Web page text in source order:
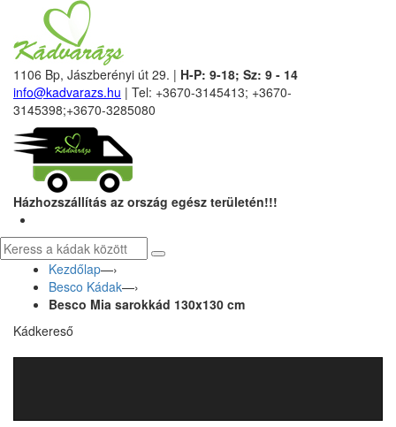
1106 Bp, Jászberényi út 29. | H-P: 9-18; Sz: 9 - 14
info@kadvarazs.hu | Tel: +3670-3145413; +3670-
3145398;+3670-3285080
Házhozszállítás az ország egész területén!!!
Kezdőlap—›
Besco Kádak—›
Besco Mia sarokkád 130x130 cm
Kádkereső